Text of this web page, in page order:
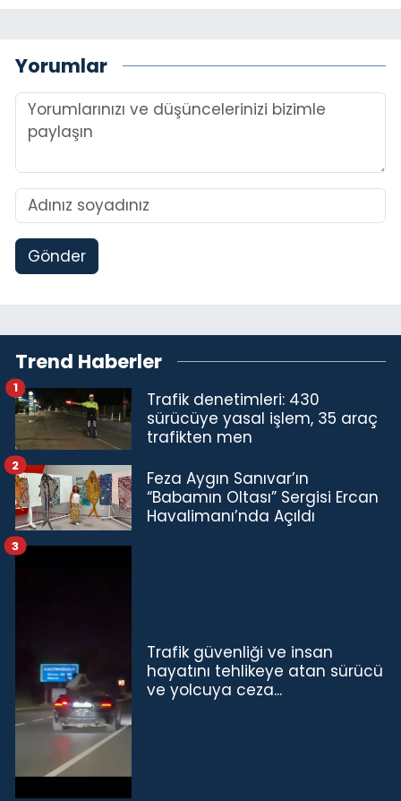
Yorumlar
Gönder
Trend Haberler
Trafik denetimleri: 430
sürücüye yasal işlem, 35 araç
trafikten men
1
Feza Aygın Sanıvar’ın
“Babamın Oltası” Sergisi Ercan
Havalimanı’nda Açıldı
2
Trafik güvenliği ve insan
hayatını tehlikeye atan sürücü
ve yolcuya ceza...
3